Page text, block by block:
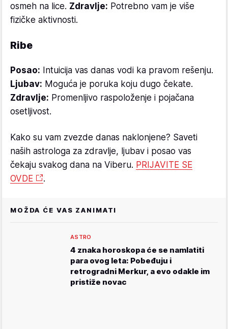
osmeh na lice. Zdravlje: Potrebno vam je više
fizičke aktivnosti.
Ribe
Posao: Intuicija vas danas vodi ka pravom rešenju.
Ljubav: Moguća je poruka koju dugo čekate.
Zdravlje: Promenljivo raspoloženje i pojačana
osetljivost.
Kako su vam zvezde danas naklonjene? Saveti
naših astrologa za zdravlje, ljubav i posao vas
čekaju svakog dana na Viberu. PRIJAVITE SE
OVDE
.
MOŽDA ĆE VAS ZANIMATI
ASTRO
4 znaka horoskopa će se namlatiti
para ovog leta: Pobeđuju i
retrogradni Merkur, a evo odakle im
pristiže novac